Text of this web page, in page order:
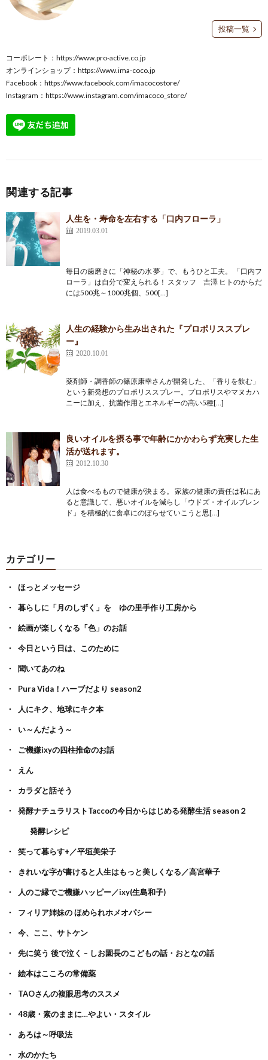
投稿一覧
コーポレート： https://www.pro-active.co.jp
オンラインショップ： https://www.ima-coco.jp
Facebook： https://www.facebook.com/imacocostore/
Instagram： https://www.instagram.com/imacoco_store/
関連する記事
人生を・寿命を左右する「口内フローラ」
2019.03.01
毎日の歯磨きに「神秘の水 夢」で、もうひと工夫。 「口内フ
ローラ」は自分で変えられる！ スタッフ 吉澤 ヒトのからだ
には500兆～1000兆個、500[…]
人生の経験から生み出された『プロポリススプレ
ー』
2020.10.01
薬剤師・調香師の篠原康幸さんが開発した、「香りを飲む」
という新発想のプロポリススプレー。プロポリスやマヌカハ
ニーに加え、抗菌作用とエネルギーの高い5種[…]
良いオイルを摂る事で年齢にかかわらず充実した生
活が送れます。
2012.10.30
人は食べるもので健康が決まる。 家族の健康の責任は私にあ
ると意識して、悪いオイルを減らし「ウドズ・オイルブレン
ド」を積極的に食卓にのぼらせていこうと思[…]
カテゴリー
ほっとメッセージ
暮らしに「月のしずく」を ゆの里手作り工房から
絵画が楽しくなる「色」のお話
今日という日は、このために
聞いてあのね
Pura Vida！ハーブだより season2
人にキク、地球にキク本
い～んだよう～
ご機嫌ixyの四柱推命のお話
えん
カラダと話そう
発酵ナチュラリストTaccoの今日からはじめる発酵生活 season２
発酵レシピ
笑って暮らす+／平垣美栄子
きれいな字が書けると人生はもっと美しくなる／高宮華子
人のご縁でご機嫌ハッピー／ixy(生島和子)
フィリア姉妹の ほめられホメオパシー
今、ここ、サトケン
先に笑う 後で泣く – しお園長のこどもの話・おとなの話
絵本はこころの常備薬
TAOさんの複眼思考のススメ
48歳・素のままに…やよい・スタイル
あろは～呼吸法
水のかたち